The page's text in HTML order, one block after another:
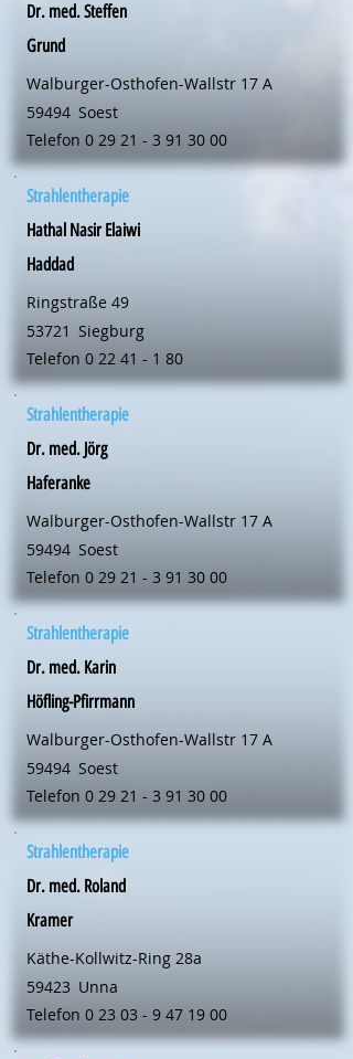
Dr. med. Steffen
Grund
Walburger-Osthofen-Wallstr 17 A
59494 Soest
Telefon 0 29 21 - 3 91 30 00
Strahlentherapie
Hathal Nasir Elaiwi
Haddad
Ringstraße 49
53721 Siegburg
Telefon 0 22 41 - 1 80
Strahlentherapie
Dr. med. Jörg
Haferanke
Walburger-Osthofen-Wallstr 17 A
59494 Soest
Telefon 0 29 21 - 3 91 30 00
Strahlentherapie
Dr. med. Karin
Höfling-Pfirrmann
Walburger-Osthofen-Wallstr 17 A
59494 Soest
Telefon 0 29 21 - 3 91 30 00
Strahlentherapie
Dr. med. Roland
Kramer
Käthe-Kollwitz-Ring 28a
59423 Unna
Telefon 0 23 03 - 9 47 19 00